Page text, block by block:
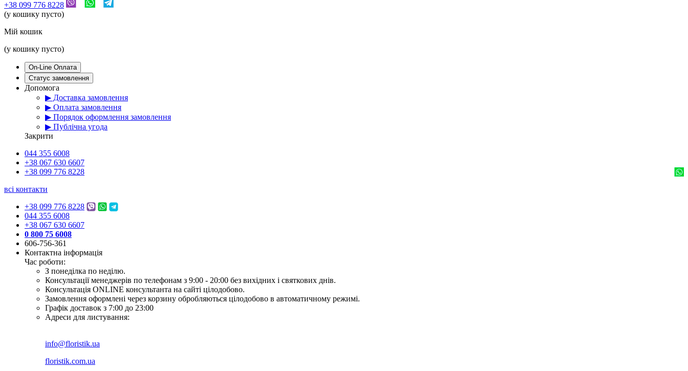
+38 099 776 8228
(у кошику пусто)
Мій кошик
(у кошику пусто)
On-Line Оплата
Статус замовлення
Допомога
▶ Доставка замовлення
▶ Оплата замовлення
▶ Порядок оформлення замовлення
▶ Публічна угода
Закрити
044 355 6008
+38 067 630 6607
+38 099 776 8228
всі контакти
+38 099 776 8228
044 355 6008
+38 067 630 6607
0 800 75 6008
606-756-361
Контактна інформація
Час роботи:
З понеділка по неділю.
Консультації менеджерів по телефонам з 9:00 - 20:00 без вихідних і святкових днів.
Консультація ONLINE консультанта на сайті цілодобово.
Замовлення оформлені через корзину обробляються цілодобово в автоматичному режимі.
Графік доставок з 7:00 до 23:00
Адреси для листування:
info@floristik.ua
floristik.com.ua